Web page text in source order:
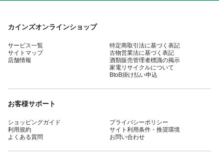
カインズオンラインショップ
サービス一覧
サイトマップ
店舗情報
特定商取引法に基づく表記
古物営業法に基づく表記
酒類販売管理者標識の掲示
家電リサイクルについて
BtoB掛け払い申込
お客様サポート
ショッピングガイド
利用規約
よくある質問
プライバシーポリシー
サイト利用条件・推奨環境
お問い合わせ